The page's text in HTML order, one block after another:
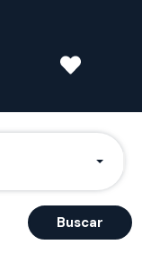
Buscar